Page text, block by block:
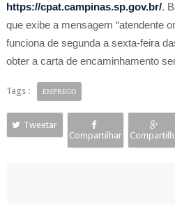
https://cpat.campinas.sp.gov.br/.
que exibe a mensagem “atendente
funciona de segunda a sexta-feira
obter a carta de encaminhamento
Tags : EMPREGO
Tweetar
Compartilhar